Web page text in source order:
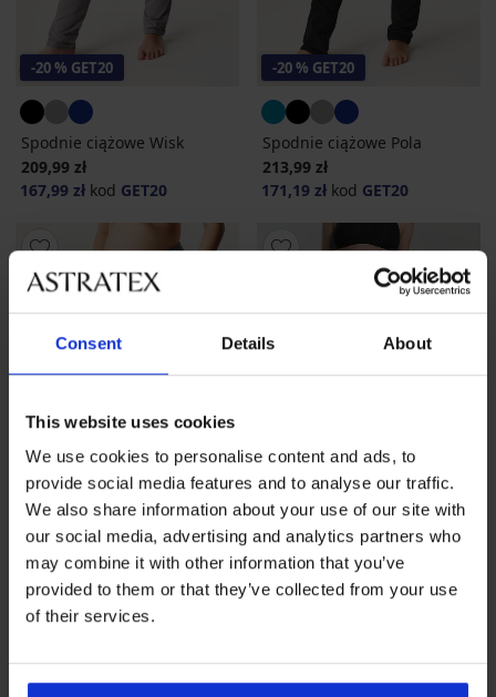
Consent Details About
This website uses cookies
We use cookies to personalise content and ads, to
provide social media features and to analyse our traffic.
We also share information about your use of our site with
our social media, advertising and analytics partners who
may combine it with other information that you’ve
provided to them or that they’ve collected from your use
of their services.
-20 % GET20
Spodnie ciążowe Wisk
209,99 zł
167,99 zł kod GET20
-20 % GET20
Spodnie ciążowe Pola
213,99 zł
171,19 zł kod GET20
-20 % GET20
Spodnie ciążowe Pola
171,19 złkodGET20
-20 % GET20
100,79 złkodGET20